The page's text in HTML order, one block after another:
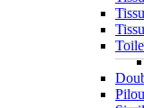
Pilou